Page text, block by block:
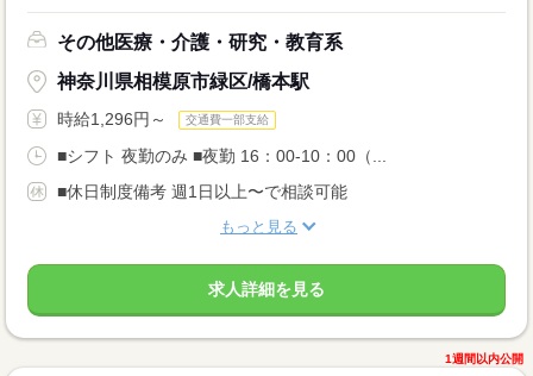
その他医療・介護・研究・教育系
神奈川県相模原市緑区/橋本駅
時給1,296円～ 交通費一部支給
■シフト 夜勤のみ ■夜勤 16：00-10：00（...
■休日制度備考 週1日以上〜で相談可能
もっと見る
求人詳細を見る
1週間以内公開